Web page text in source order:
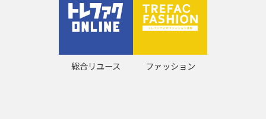
総合リユース ファッション